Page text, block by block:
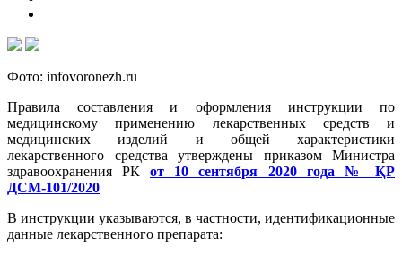
Фото: infovoronezh.ru
Правила составления и оформления инструкции по
медицинскому применению лекарственных средств и
медицинских изделий и общей характеристики
лекарственного средства утверждены приказом Министра
здравоохранения РКот 10 сентября 2020 года № ҚР
ДСМ-101/2020
В инструкции указываются, в частности, идентификационные
данные лекарственного препарата: